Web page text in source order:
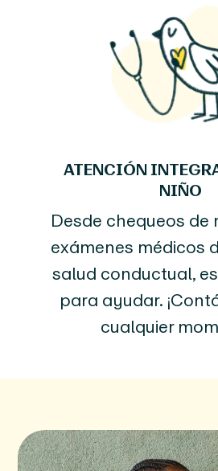
ATENCIÓN
NIÑO
Desde chequeos de
exámenes médicos
salud conductual,
para ayudar.
cualquier